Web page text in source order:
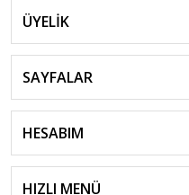
ÜYELİK
SAYFALAR
HESABIM
HIZLI MENÜ